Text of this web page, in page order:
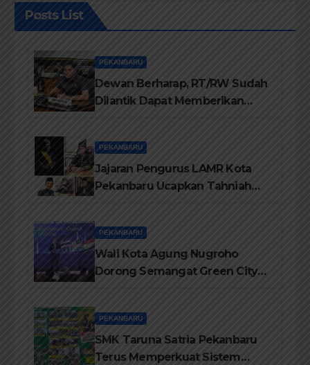
Posts List
PEKANBARU
Dewan Berharap, RT/RW Sudah
Dilantik Dapat Memberikan
PEKANBARU
Jajaran Pengurus LAMR Kota
Pekanbaru Ucapkan Tahniah
PEKANBARU
Wali Kota Agung Nugroho
Dorong Semangat Green City
PEKANBARU
SMK Taruna Satria Pekanbaru
Terus Memperkuat Sistem